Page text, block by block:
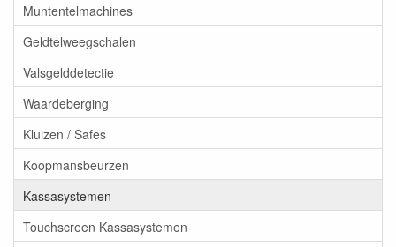
Muntentelmachines
Geldtelweegschalen
Valsgelddetectie
Waardeberging
Kluizen / Safes
Koopmansbeurzen
Kassasystemen
Touchscreen Kassasystemen